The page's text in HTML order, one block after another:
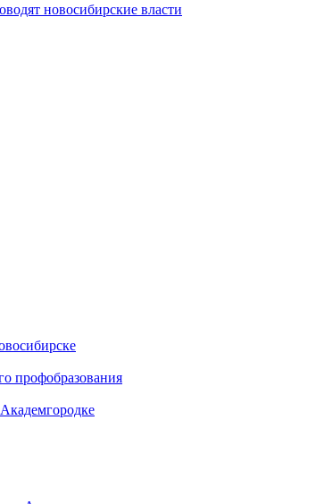
новосибирские власти
профобразования